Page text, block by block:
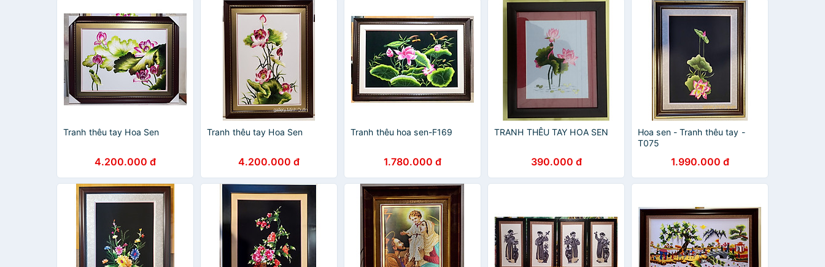
Tranh thêu tay Hoa Sen
4.200.000 đ
Tranh thêu tay Hoa Sen
4.200.000 đ
Tranh thêu hoa sen-F169
1.780.000 đ
TRANH THÊU TAY HOA SEN
390.000 đ
Hoa sen - Tranh thêu tay -
T075
1.990.000 đ